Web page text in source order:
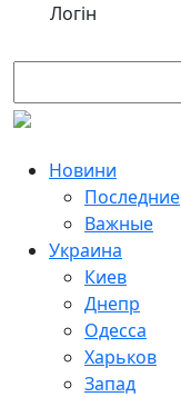
Логін
Новини
Последние
Важные
Украина
Киев
Днепр
Одесса
Харьков
Запад